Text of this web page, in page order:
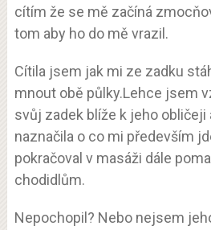
cítím že se mě začíná
tom aby ho do mě vrazil.
Cítila jsem jak mi ze zadku
mnout obě půlky.Lehce jsem
svůj zadek blíže k jeho obličeji
naznačila o co mi především
pokračoval v masáži dále
chodidlům.
Nepochopil? Nebo nejsem